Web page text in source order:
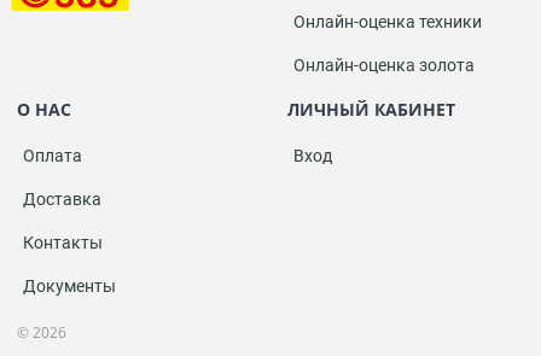
Онлайн-оценка техники
Онлайн-оценка золота
О НАС
Оплата
Доставка
Контакты
Документы
ЛИЧНЫЙ КАБИНЕТ
Вход
© 2026